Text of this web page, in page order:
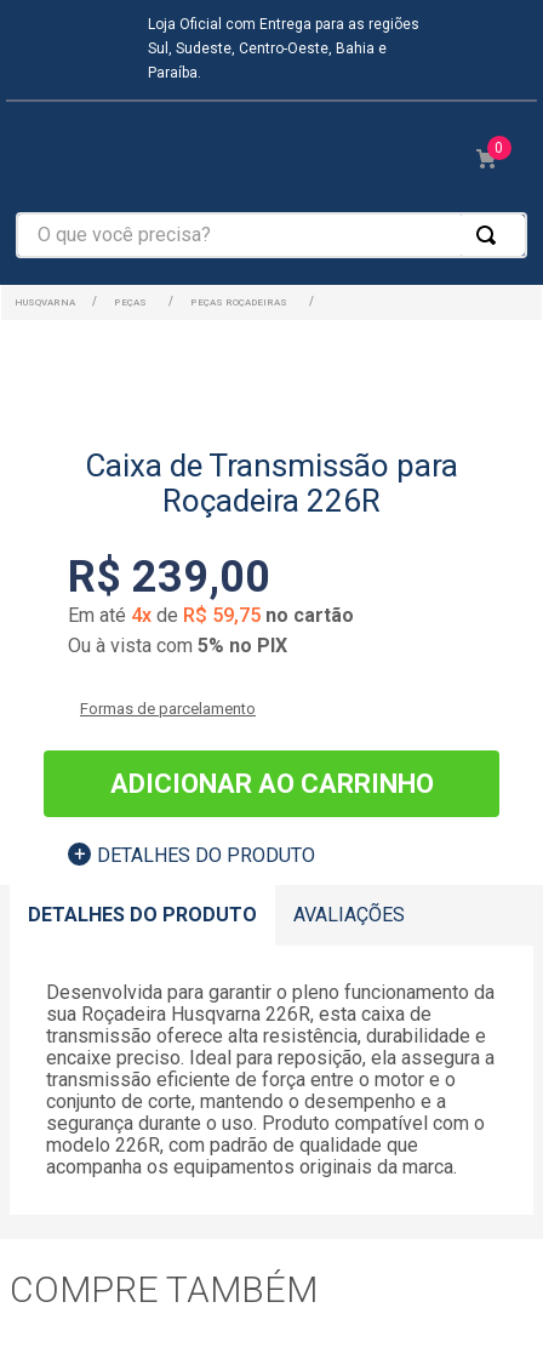
Loja Oficial com Entrega para as regiões
Sul, Sudeste, Centro-Oeste, Bahia e
Paraíba.
0
O que você precisa?
PEÇAS PEÇAS ROÇADEIRAS
Caixa de Transmissão para
Roçadeira 226R
R$ 239,00
Em até 4x de R$ 59,75 no cartão
Ou à vista com 5% no PIX
Formas de parcelamento
ADICIONAR AO CARRINHO
DETALHES DO PRODUTO
DETALHES DO PRODUTO AVALIAÇÕES
Desenvolvida para garantir o pleno funcionamento da
sua Roçadeira Husqvarna 226R, esta caixa de
transmissão oferece alta resistência, durabilidade e
encaixe preciso. Ideal para reposição, ela assegura a
transmissão eficiente de força entre o motor e o
conjunto de corte, mantendo o desempenho e a
segurança durante o uso. Produto compatível com o
modelo 226R, com padrão de qualidade que
acompanha os equipamentos originais da marca.
COMPRE TAMBÉM